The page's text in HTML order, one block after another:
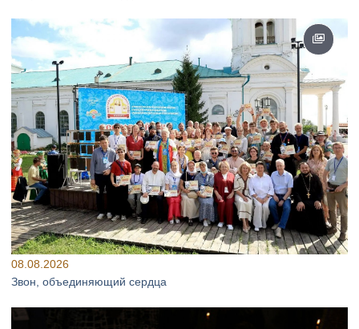
08.08.2026
Звон, объединяющий сердца